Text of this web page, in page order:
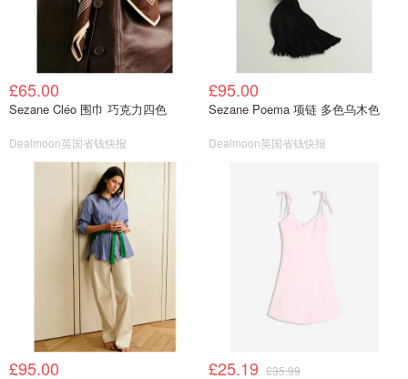
£65.00
Sezane Cléo 围巾 巧克力四色
Dealmoon英国省钱快报
£95.00
Sezane Poema 项链 多色乌木色
Dealmoon英国省钱快报
£95.00 £25.19 £35.99